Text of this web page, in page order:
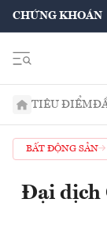
CHỨNG KHOÁN
TIÊU ĐIỂM
BẤT ĐỘNG SẢN
Đại dịch